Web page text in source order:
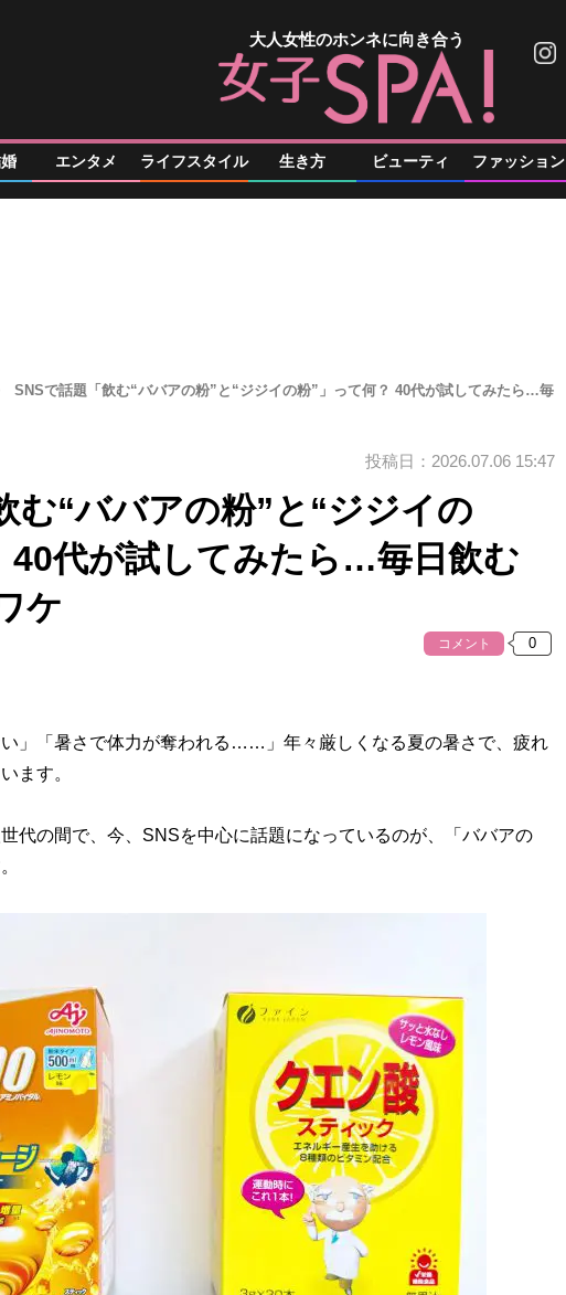
大人女性のホンネに向き合う
エンタメ ライフスタイル 生き方 ビューティ ファッション
SNSで話題「飲む“ババアの粉”と“ジジイの粉”」って何？ 40代が試してみたら…毎
投稿日：2026.07.06 15:47
む“ババアの粉”と“ジジイの
40代が試してみたら…毎日飲む
ケ
コメント
い」「暑さで体力が奪われる……」年々厳しくなる夏の暑さで、疲れ
ます。
代の間で、今、SNSを中心に話題になっているのが、「ババアの